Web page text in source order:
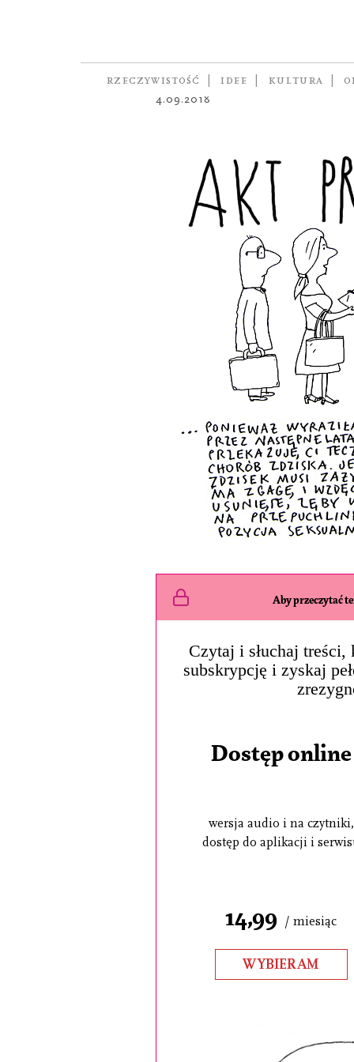
RZECZYWISTOŚĆ IDEE KULTURA
autor KATARZYNA GINTOWT
4.09.2018
Aby przeczytać
Czytaj i słuchaj
subskrypcję i zyskaj
Dostęp online
wersja audio i na czytniki,
dostęp do aplikacji i
14,99 / miesiąc
WYBIERAM